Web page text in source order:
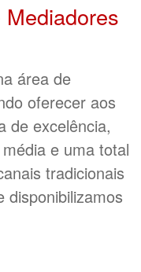
área de
oferecer aos
de excelência,
e uma total
tradicionais
disponibilizamos